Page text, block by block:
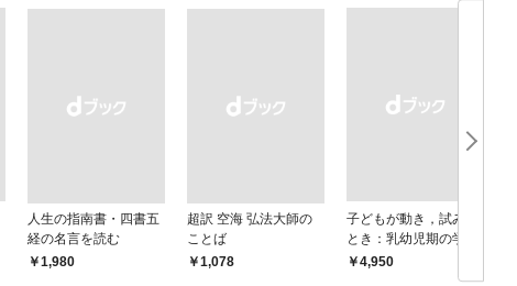
人生の指南書・四書五
経の名言を読む
￥1,980
超訳 空海 弘法大師の
ことば
￥1,078
子どもが動き，試みる
とき：乳幼児期の学び
におけるドゥルーズ／
￥4,950